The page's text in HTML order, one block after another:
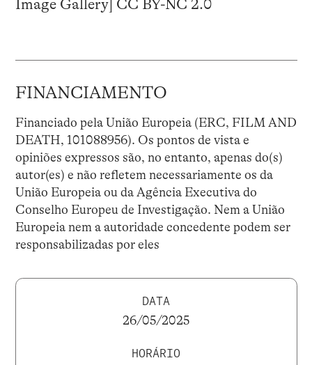
Image Gallery] CC BY-NC 2.0
FINANCIAMENTO
Financiado pela União Europeia (ERC, FILM AND
DEATH, 101088956). Os pontos de vista e
opiniões expressos são, no entanto, apenas do(s)
autor(es) e não refletem necessariamente os da
União Europeia ou da Agência Executiva do
Conselho Europeu de Investigação. Nem a União
Europeia nem a autoridade concedente podem ser
responsabilizadas por eles
DATA
26/05/2025
HORÁRIO